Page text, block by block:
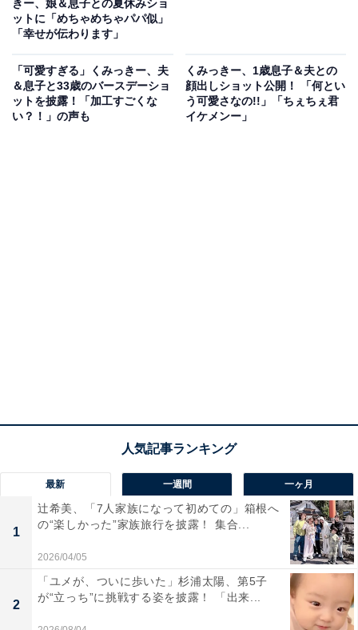
きー、娘＆息子との夏休みショ
ットに「めちゃめちゃパパ似」
「幸せが伝わります」
「可愛すぎる」くみっきー、夫
＆息子と33歳のバースデーショ
ットを披露！「加工すごくな
い？！」の声も
くみっきー、1歳息子＆夫との
顔出しショット公開！ 「何とい
う可愛さなの!!」「ちぇちぇ君
イケメンー」
最新 一週間 一ヶ月
1
辻希美、「7人家族になって初めての」箱根へ
の“楽しかった”家族旅行を披露！ 集合...
2026/04/05
2
「ユメが、ついに歩いた」杉浦太陽、第5子
が“立っち”に挑戦する姿を披露！ 「出来...